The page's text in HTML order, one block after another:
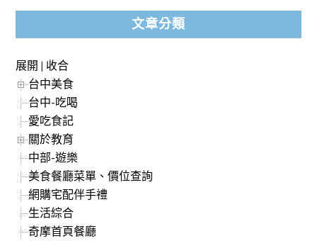
文章分類
展開 | 收合
台中美食
台中-吃喝
愛吃食記
關於教育
中部-遊樂
美食餐廳菜單、價位查詢
網購宅配伴手禮
生活綜合
奇摩首頁餐廳